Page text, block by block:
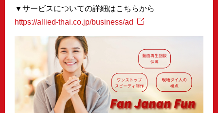
▼サービスについての詳細はこちらから
https://allied-thai.co.jp/business/ad